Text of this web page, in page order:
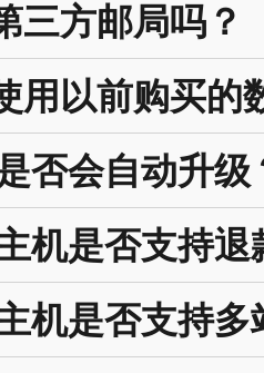
三方邮局吗？
用以前购买的
否会自动升级
机是否支持退
机是否支持多